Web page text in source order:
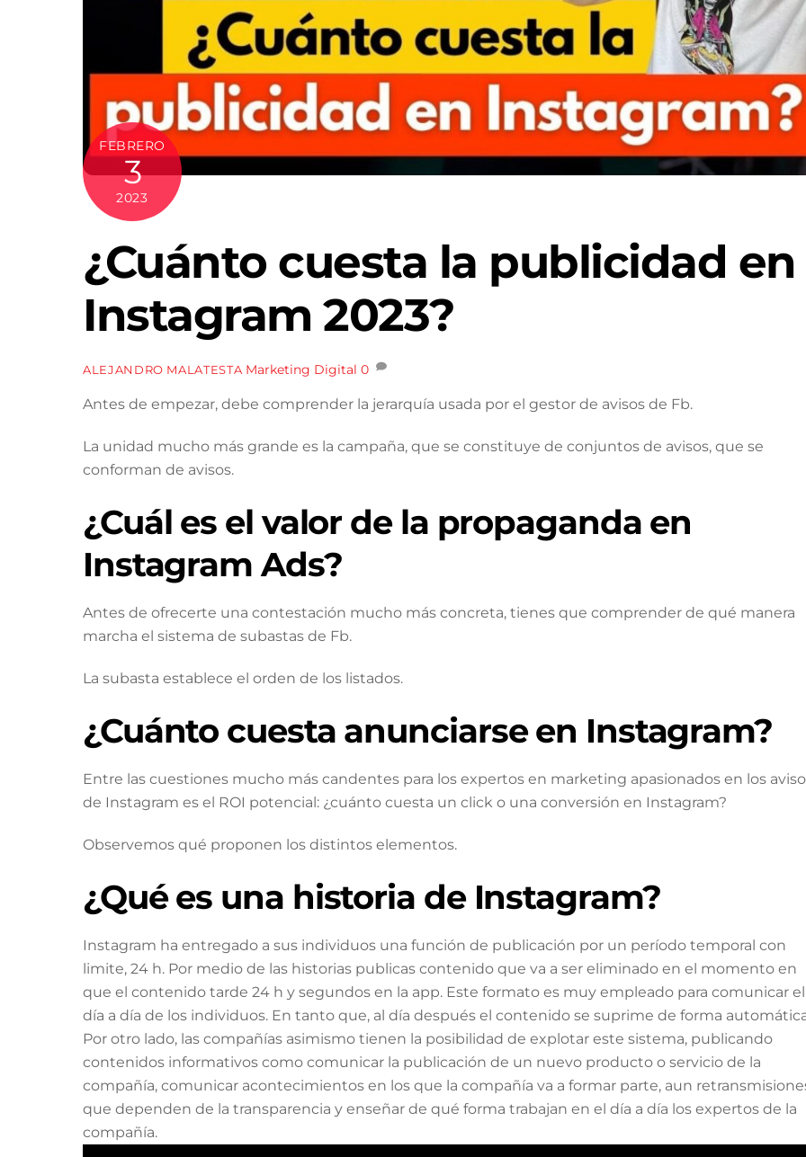
FEBRERO
3
2023
¿Cuánto cuesta la publicidad en
Instagram 2023?
ALEJANDRO MALATESTA Marketing Digital 0
Antes de empezar, debe comprender la jerarquía usada por el gestor de avisos de Fb.
La unidad mucho más grande es la campaña, que se constituye de conjuntos de avisos, que se
conforman de avisos.
¿Cuál es el valor de la propaganda en
Instagram Ads?
Antes de ofrecerte una contestación mucho más concreta, tienes que comprender de qué manera
marcha el sistema de subastas de Fb.
La subasta establece el orden de los listados.
¿Cuánto cuesta anunciarse en Instagram?
Entre las cuestiones mucho más candentes para los expertos en marketing apasionados ​​en los
de Instagram es el ROI potencial: ¿cuánto cuesta un click o una conversión en Instagram?
Observemos qué proponen los distintos elementos.
¿Qué es una historia de Instagram?
Instagram ha entregado a sus individuos una función de publicación por un período temporal con
limite, 24 h. Por medio de las historias publicas contenido que va a ser eliminado en el momento en
que el contenido tarde 24 h y segundos en la app. Este formato es muy empleado para comunicar el
día a día de los individuos. En tanto que, al día después el contenido se suprime de forma
Por otro lado, las compañías asimismo tienen la posibilidad de explotar este sistema, publicando
contenidos informativos como comunicar la publicación de un nuevo producto o servicio de la
compañía, comunicar acontecimientos en los que la compañía va a formar parte, aun
que dependen de la transparencia y enseñar de qué forma trabajan en el día a día los expertos de la
compañía.